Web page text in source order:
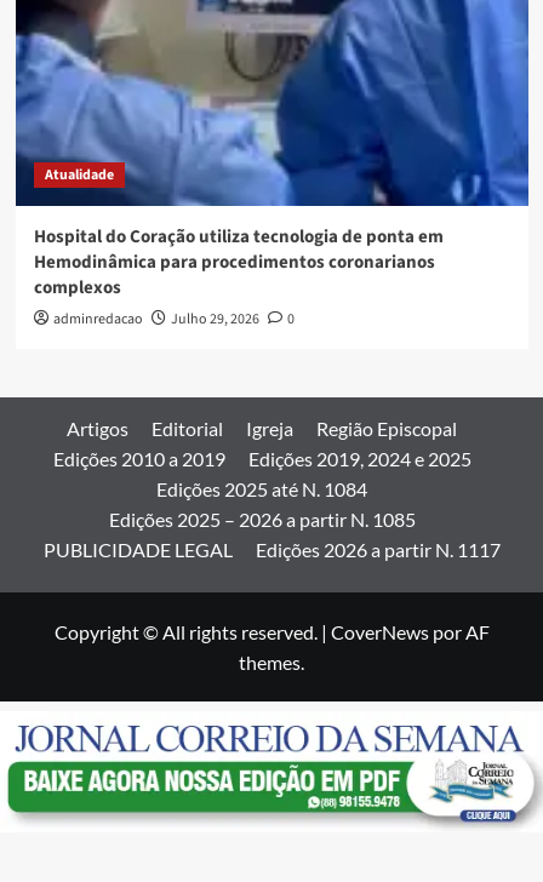
Atualidade
Hospital do Coração utiliza tecnologia de ponta em
Hemodinâmica para procedimentos coronarianos
complexos
adminredacao Julho 29, 2026 0
Artigos Editorial Igreja
Região Episcopal
Edições 2010 a 2019
Edições 2019, 2024 e 2025
Edições 2025 até N. 1084
Edições 2025 – 2026 a partir N. 1085
PUBLICIDADE LEGAL
Edições 2026 a partir N. 1117
Copyright © All rights reserved. | CoverNewspor AF
themes.